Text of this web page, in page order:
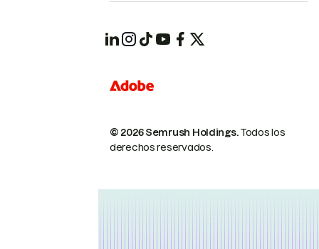
© 2026 Semrush Holdings.Todos los
derechos reservados.